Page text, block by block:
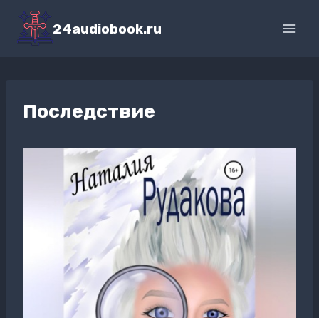
Перейти
содержимому
24audiobook.ru
Последствие